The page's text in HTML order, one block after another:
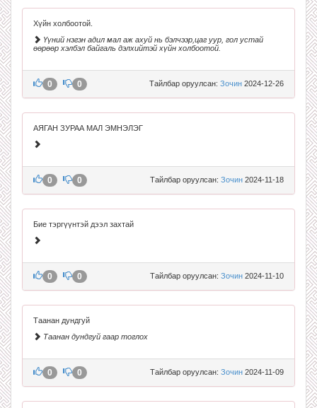
Хүйн холбоотой.
Үүний нэгэн адил мал аж ахуй нь бэлчээр,цаг уур, гол устай
өөрөөр хэлбэл байгаль дэлхийтэй хүйн холбоотой.
Тайлбар оруулсан: Зочин 2024-12-26
0 0
АЯГАН ЗУРАА МАЛ ЭМНЭЛЭГ
Тайлбар оруулсан: Зочин 2024-11-18
0 0
Бие тэргүүнтэй дээл захтай
Тайлбар оруулсан: Зочин 2024-11-10
0 0
Таанан дундгуй
Таанан дундгуй гаар тоглох
Тайлбар оруулсан: Зочин 2024-11-09
0 0